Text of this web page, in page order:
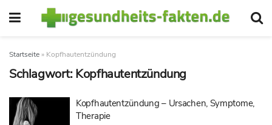
Startseite » Kopfhautentzündung
Schlagwort:Kopfhautentzündung
Kopfhautentzündung – Ursachen, Symptome,
Therapie